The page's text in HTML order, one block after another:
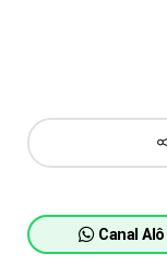
Canal Alô